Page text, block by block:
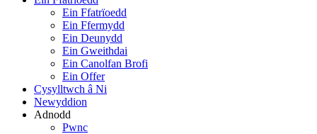
Ein Ffatrïoedd
Ein Ffermydd
Ein Deunydd
Ein Gweithdai
Ein Canolfan Brofi
Ein Offer
Cysylltwch â Ni
Newyddion
Adnodd
Pwnc